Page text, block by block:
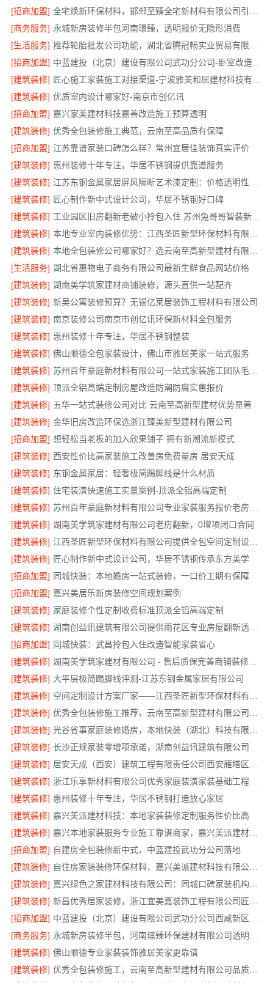
[招商加盟]
[商务服务] 永城新房装修半包河南璟臻，透明报价无隐形消费
[生活服务]
[招商加盟]
中蓝建投（北京）建设有限公司武功分公司-卧室改造智能家居
[建筑装修]
[建筑装修] 优质室内设计哪家好-南京市创亿讯
[招商加盟] 嘉兴家美建材科技嘉善改造施工预算透明
[建筑装修] 优秀全包装修施工典范，云南至高品质有保障
[招商加盟] 江苏靠谱家装口碑怎么样？常州宜居佳装饰真实评价
[建筑装修] 惠州装修十年专注，华居不锈钢提供靠谱服务
[建筑装修]
[建筑装修] 匠心制作新中式设计公司，华居不锈钢好口碑
[建筑装修]
工业园区旧房翻新老破小拎包入住 苏州兔哥哥智装新材料有限公司
[建筑装修]
[建筑装修]
[生活服务] 湖北省惠物电子商务有限公司最新生鲜食品网站价格
[建筑装修] 湖南美学筑家建材商铺装修，源头直供一站配齐
[建筑装修] 新吴公寓装修预算？无锡亿莱居装饰工程材料有限公司
[建筑装修] 南京装修公司南京市创亿讯环保新材料全包服务
[建筑装修] 惠州装修十年专注，华居不锈钢整装
[建筑装修] 佛山顺德全包家装设计，佛山市雅居美家一站式服务
[建筑装修]
[建筑装修] 顶派全铝高端定制房屋改造防潮防腐实惠报价
[建筑装修] 五华一站式装修公司对比 云南至高新型建材优势显著
[建筑装修] 金华旧房改造环保选浙江臻美新型建材有限公司
[招商加盟] 想轻松当老板的加入欣果铺子 拥有新潮流新模式
[建筑装修] 西安性价比高家装施工改善房免费量房 居安天成
[建筑装修] 东钢金属家居：轻奢极简踢脚线是什么材质
[建筑装修] 住宅装潢快速施工实景案例-顶派全铝高端定制
[建筑装修]
[建筑装修] 湖南美学筑家建材有限公司老房翻新，0增项闭口合同
[建筑装修]
江西圣匠新型环保材料有限公司提供全包空间定制设计方案
[建筑装修] 匠心制作新中式设计公司，华居不锈钢传承东方美学
[招商加盟] 同城快装：本地婚房一站式装修，一口价工期有保障
[招商加盟] 嘉兴美居乐新房装修空间规划案例
[建筑装修] 家庭装修个性定制收费标准顶派全铝高端定制
[建筑装修]
湖南创益讯建筑有限公司提供雨花区专业房屋翻新透明化施工
[招商加盟] 同城快装：武昌拎包入住改造智能家装省心
[建筑装修]
湖南美学筑家建材有限公司 - 售后质保完善商铺装修值得信赖
[建筑装修] 大平层极简踢脚线评测-江苏东钢金属家居有限公司
[建筑装修]
[建筑装修]
[建筑装修]
[建筑装修] 长沙正规家装零增项承诺，湖南创益讯建筑有限公司
[建筑装修]
[建筑装修]
浙江乐享新材料有限公司优秀家庭装潢家装基础工程施工案例
[建筑装修] 惠州装修十年专注，华居不锈钢打造放心家居
[建筑装修] 嘉兴美派建材科技：本地家装装修定制服务性价比高
[建筑装修]
嘉兴本地家装服务专业施工靠谱商家，嘉兴美派建材科技有限公司自有班组
[招商加盟] 自建房全包装修新中式，中蓝建投武功分公司落地
[建筑装修]
自住房家装装修环保材料，嘉兴美派建材科技有限公司绿色建材优选
[建筑装修]
[建筑装修]
[招商加盟]
[商务服务]
[建筑装修] 佛山顺德专业家装装饰雅居美家更靠谱
[建筑装修]
优秀全包装修施工，云南至高新型建材有限公司品质保证